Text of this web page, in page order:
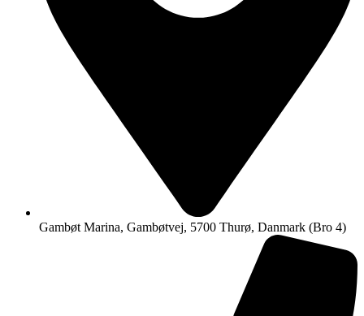
Gambøt Marina, Gambøtvej, 5700 Thurø, Danmark (Bro 4)